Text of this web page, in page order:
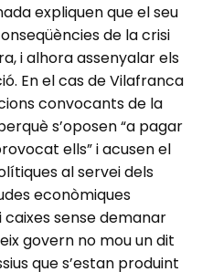
expliquen que el seu
de la crisi
i alhora assenyalar els
En el cas de Vilafranca
convocants de la
s’oposen “a pagar
ells” i acusen el
al servei dels
econòmiques
sense demanar
govern no mou un dit
que s’estan produint